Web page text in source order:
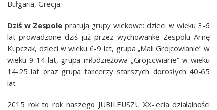
Bułgaria, Grecja.
Dziś w Zespole pracują grupy wiekowe: dzieci w wieku 3-6
lat prowadzone dziś już przez wychowankę Zespołu Annę
Kupczak, dzieci w wieku 6-9 lat, grupa „Mali Grojcowianie” w
wieku 9-14 lat, grupa młodzieżowa „Grojcowianie” w wieku
14-25 lat oraz grupa tancerzy starszych dorosłych 40-65
lat.
2015 rok to rok naszego JUBILEUSZU XX-lecia działalności